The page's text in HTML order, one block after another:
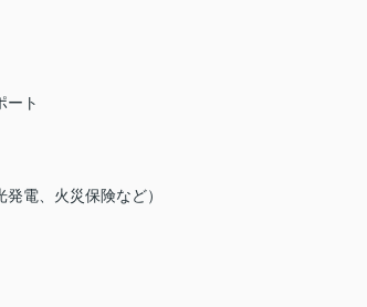
ート
電、火災保険など）